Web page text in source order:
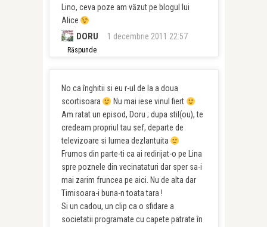
Lino, ceva poze am văzut pe blogul lui
Alice
DORU 1 decembrie 2011 22:57
Răspunde
No ca înghitii si eu r-ul de la a doua
scortisoara
Nu mai iese vinul fiert
Am ratat un episod, Doru ; dupa stil(ou), te
credeam propriul tau sef, departe de
televizoare si lumea dezlantuita
Frumos din parte-ti ca ai redirijat-o pe Lina
spre poznele din vecinataturi dar sper sa-i
mai zarim fruncea pe aici. Nu de alta dar
Timisoara-i buna-n toata tara !
Si un cadou, un clip ca o sfidare a
societatii programate cu capete patrate în